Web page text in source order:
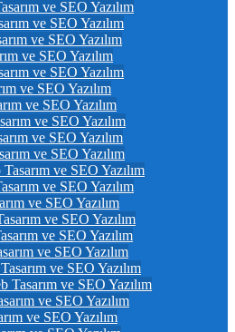
ve SEO Yazılım
ve SEO Yazılım
ve SEO Yazılım
ve SEO Yazılım
ve SEO Yazılım
ve SEO Yazılım
ve SEO Yazılım
ve SEO Yazılım
ve SEO Yazılım
ve SEO Yazılım
ve SEO Yazılım
ve SEO Yazılım
ve SEO Yazılım
ve SEO Yazılım
ve SEO Yazılım
ve SEO Yazılım
ve SEO Yazılım
Tasarım ve SEO Yazılım
ve SEO Yazılım
ve SEO Yazılım